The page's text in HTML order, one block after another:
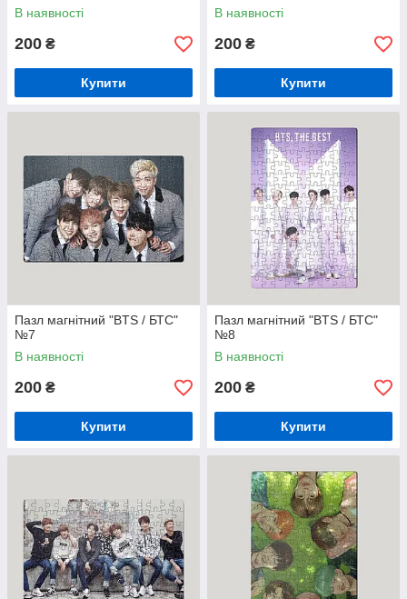
В наявності
200 ₴
Купити
В наявності
200 ₴
Купити
Пазл магнітний "BTS / БТС"
№7
В наявності
200 ₴
Купити
Пазл магнітний "BTS / БТС"
№8
В наявності
200 ₴
Купити